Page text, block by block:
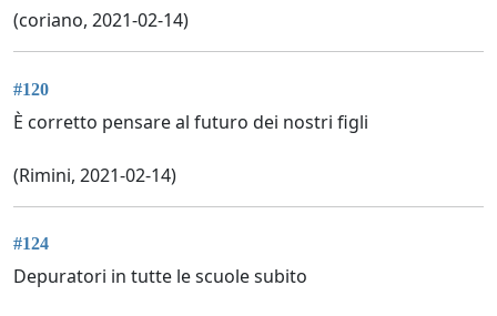
(coriano, 2021-02-14)
#120
È corretto pensare al futuro dei nostri figli
(Rimini, 2021-02-14)
#124
Depuratori in tutte le scuole subito